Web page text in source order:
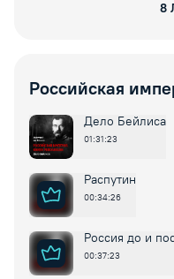
8
Российская
Дело Бейлиса
01:31:23
Распутин
00:34:26
Россия до и
00:37:23